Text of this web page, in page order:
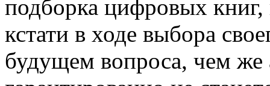
подборка цифровых книг,
кстати в ходе выбора
будущем вопроса, чем же